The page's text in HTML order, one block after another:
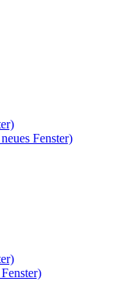
Fenster)